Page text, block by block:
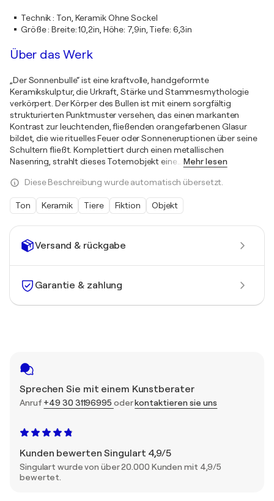
Versand & rückgabe
Garantie & zahlung
Sprechen Sie mit einem Kunstberater
Anruf +49 30 31196995 oderkontaktieren sie uns
Kunden bewerten Singulart 4,9/5
Singulart wurde von über 20.000 Kunden mit 4,9/5
bewertet.
Technik: Ton, Keramik Ohne Sockel
Größe:Breite: 10,2in, Höhe: 7,9in, Tiefe: 6,3in
Über das Werk
„Der Sonnenbulle“ ist eine kraftvolle, handgeformte
Keramikskulptur, die Urkraft, Stärke und Stammesmythologie
verkörpert. Der Körper des Bullen ist mit einem sorgfältig
strukturierten Punktmuster versehen, das einen markanten
Kontrast zur leuchtenden, fließenden orangefarbenen Glasur
bildet, die wie rituelles Feuer oder Sonneneruptionen über seine
Schultern fließt. Komplettiert durch einen metallischen
Nasenring, strahlt dieses Totemobjekt eine
Mehr lesen
Diese Beschreibung wurde automatisch übersetzt.
Ton Keramik Tiere Fiktion Objekt